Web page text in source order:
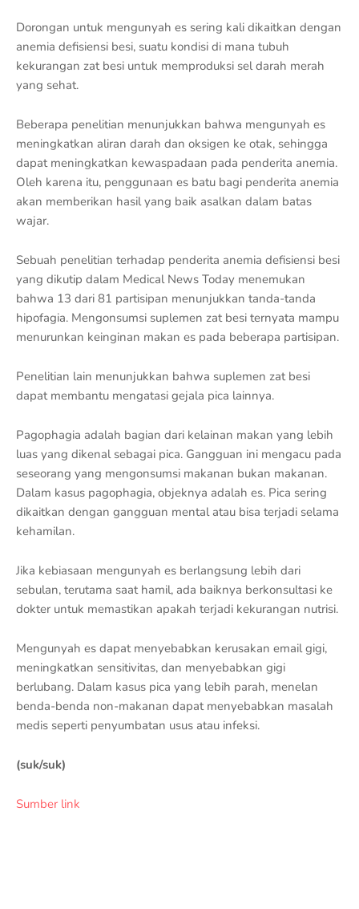
Dorongan untuk mengunyah es sering kali dikaitkan dengan
anemia defisiensi besi, suatu kondisi di mana tubuh
kekurangan zat besi untuk memproduksi sel darah merah
yang sehat.
Beberapa penelitian menunjukkan bahwa mengunyah es
meningkatkan aliran darah dan oksigen ke otak, sehingga
dapat meningkatkan kewaspadaan pada penderita anemia.
Oleh karena itu, penggunaan es batu bagi penderita anemia
akan memberikan hasil yang baik asalkan dalam batas
wajar.
Sebuah penelitian terhadap penderita anemia defisiensi besi
yang dikutip dalam Medical News Today menemukan
bahwa 13 dari 81 partisipan menunjukkan tanda-tanda
hipofagia. Mengonsumsi suplemen zat besi ternyata mampu
menurunkan keinginan makan es pada beberapa partisipan.
Penelitian lain menunjukkan bahwa suplemen zat besi
dapat membantu mengatasi gejala pica lainnya.
Pagophagia adalah bagian dari kelainan makan yang lebih
luas yang dikenal sebagai pica. Gangguan ini mengacu pada
seseorang yang mengonsumsi makanan bukan makanan.
Dalam kasus pagophagia, objeknya adalah es. Pica sering
dikaitkan dengan gangguan mental atau bisa terjadi selama
kehamilan.
Jika kebiasaan mengunyah es berlangsung lebih dari
sebulan, terutama saat hamil, ada baiknya berkonsultasi ke
dokter untuk memastikan apakah terjadi kekurangan nutrisi.
Mengunyah es dapat menyebabkan kerusakan email gigi,
meningkatkan sensitivitas, dan menyebabkan gigi
berlubang. Dalam kasus pica yang lebih parah, menelan
benda-benda non-makanan dapat menyebabkan masalah
medis seperti penyumbatan usus atau infeksi.
(suk/suk)
Sumber link